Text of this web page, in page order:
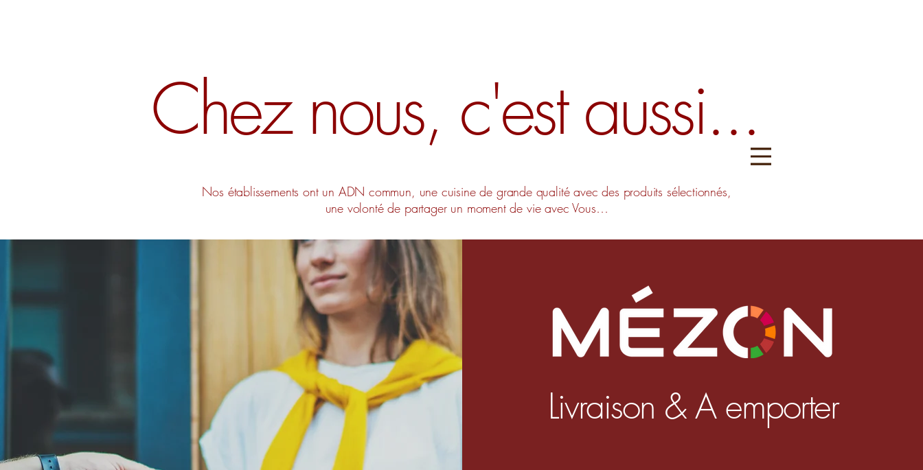
Chez nous, c'est aussi...
Nos établissements ont un ADN commun, une cuisine de grande qualité avec des produits sélectionnés,
une volonté de partager un moment de vie avec Vous…
Livraison & A emporter